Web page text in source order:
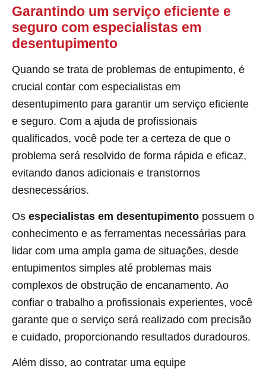
Garantindo um serviço eficiente e
seguro com especialistas em
desentupimento
Quando se trata de problemas de entupimento, é
crucial contar com especialistas em
desentupimento para garantir um serviço eficiente
e seguro. Com a ajuda de profissionais
qualificados, você pode ter a certeza de que o
problema será resolvido de forma rápida e eficaz,
evitando danos adicionais e transtornos
desnecessários.
Os especialistas em desentupimento possuem o
conhecimento e as ferramentas necessárias para
lidar com uma ampla gama de situações, desde
entupimentos simples até problemas mais
complexos de obstrução de encanamento. Ao
confiar o trabalho a profissionais experientes, você
garante que o serviço será realizado com precisão
e cuidado, proporcionando resultados duradouros.
Além disso, ao contratar uma equipe